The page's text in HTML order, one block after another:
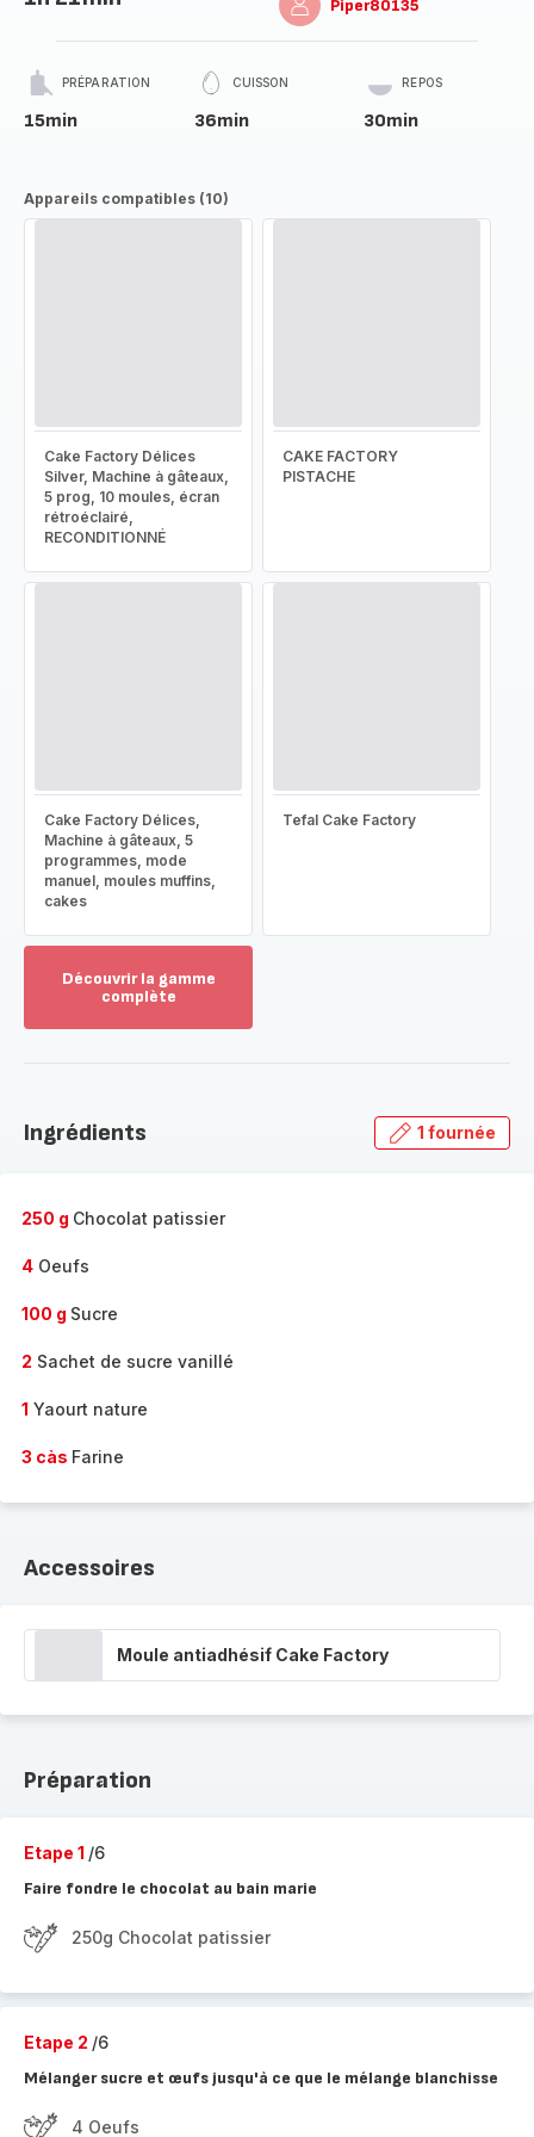
Piper80135
PRÉPARATION
15min
CUISSON
36min
REPOS
30min
Appareils compatibles (10)
Cake Factory Délices
Silver, Machine à gâteaux,
5 prog, 10 moules, écran
rétroéclairé,
RECONDITIONNÉ
CAKE FACTORY
PISTACHE
Cake Factory Délices,
Machine à gâteaux, 5
programmes, mode
manuel, moules muffins,
cakes
Tefal Cake Factory
Découvrir la gamme
complète
gamme
Ingrédients 1 fournée
250 g Chocolat patissier
4 Oeufs
100 g Sucre
2 Sachet de sucre vanillé
1 Yaourt nature
3 càs Farine
Accessoires
Moule antiadhésif Cake Factory
Préparation
Etape 1 /6
Faire fondre le chocolat au bain marie
250g Chocolat patissier
Etape 2 /6
Mélanger sucre et œufs jusqu'à ce que le mélange blanchisse
4 Oeufs